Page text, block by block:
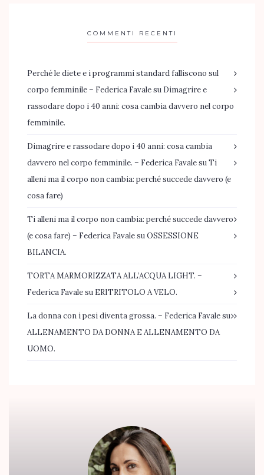
COMMENTI RECENTI
Perché le diete e i programmi standard falliscono sul
corpo femminile – Federica Favalesu Dimagrire e
rassodare dopo i 40 anni: cosa cambia davvero nel corpo
femminile.
Dimagrire e rassodare dopo i 40 anni: cosa cambia
davvero nel corpo femminile. – Federica FavalesuTi
alleni ma il corpo non cambia: perché succede davvero (e
cosa fare)
Ti alleni ma il corpo non cambia: perché succede davvero
(e cosa fare) – Federica FavalesuOSSESSIONE
BILANCIA.
TORTA MARMORIZZATA ALL’ACQUA LIGHT. –
Federica Favalesu ERITRITOLO A VELO.
La donna con i pesi diventa grossa. – Federica Favalesu
ALLENAMENTO DA DONNA E ALLENAMENTO DA
UOMO.